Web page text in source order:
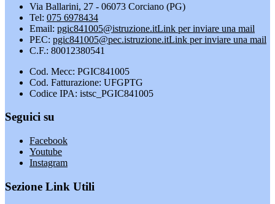
Via Ballarini, 27 - 06073 Corciano (PG)
Tel: 075 6978434
Email: pgic841005@istruzione.itLink per inviare una mail
PEC: pgic841005@pec.istruzione.itLink per inviare una mail
C.F.: 80012380541
Cod. Mecc: PGIC841005
Cod. Fatturazione: UFGPTG
Codice IPA: istsc_PGIC841005
Seguici su
Facebook
Youtube
Instagram
Sezione Link Utili